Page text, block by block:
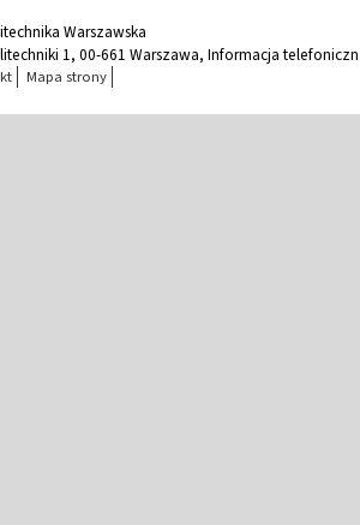
Warszawska
1, 00-661 Warszawa, Informacja
Mapa strony